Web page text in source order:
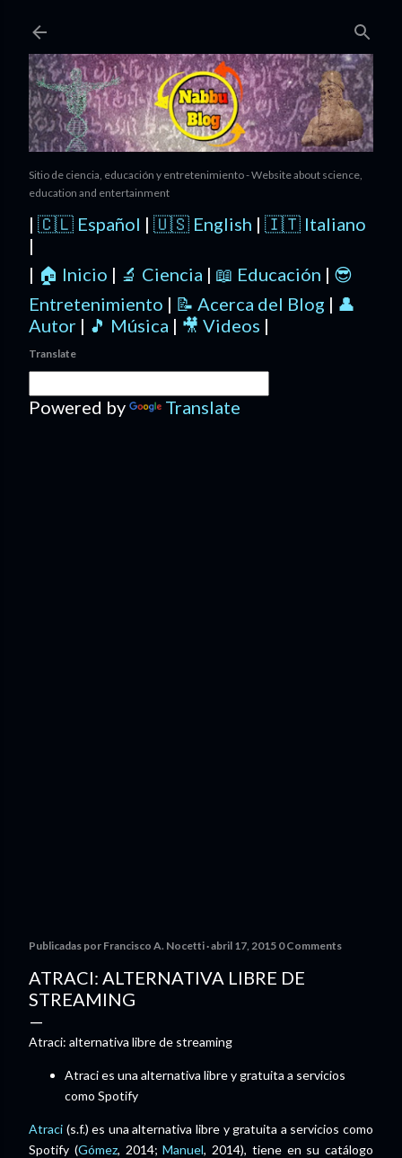
Sitio de ciencia, educación y entretenimiento - Website about science,
education and entertainment
| 🇨🇱 Español | 🇺🇸 English | 🇮🇹 Italiano
|
| 🏠 Inicio | 🔬 Ciencia | 📖 Educación | 😎
Entretenimiento | 📝 Acerca del Blog | 👤
Autor | 🎵 Música | 🎥 Videos |
Translate
Powered by Translate
Publicadas por Francisco A. Nocetti abril 17, 2015 0 Comments
ATRACI: ALTERNATIVA LIBRE DE
STREAMING
Atraci: alternativa libre de streaming
Atraci es una alternativa libre y gratuita a servicios
como Spotify
Atraci (s.f.) es una alternativa libre y gratuita a servicios como
Spotify (Gómez, 2014;Manuel, 2014), tiene en su catálogo